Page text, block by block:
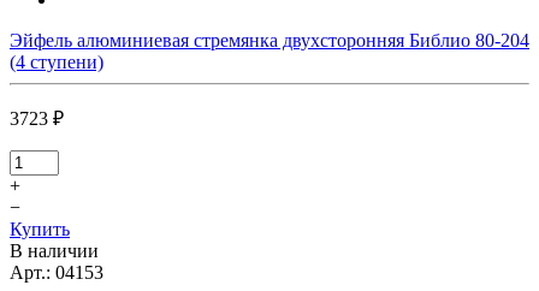
Эйфель алюминиевая стремянка двухсторонняя Библио 80-204
(4 ступени)
3723 ₽
+
−
Купить
В наличии
Арт.: 04153